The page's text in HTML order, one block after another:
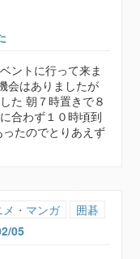
ントに行って来ま
会はありましたが
た 朝７時置きで８
合わず１０時頃到
たのでとりあえず
・マンガ
囲碁
05